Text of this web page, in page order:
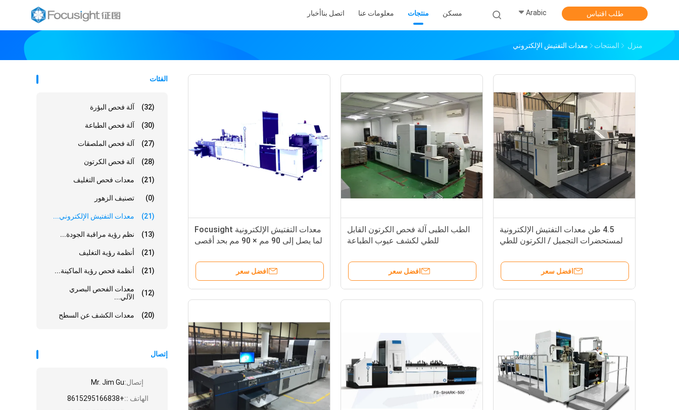
مسكن منتجات معلومات عنا اتصل بناأخبار Arabic طلب اقتباس
منزل المنتجات معدات التفتيش الإلكتروني
الفئات
آلة فحص البؤرة (32)
آلة فحص الطباعة (30)
آلة فحص الملصقات (27)
آلة فحص الكرتون (28)
معدات فحص التغليف (21)
تصنيف الزهور (0)
معدات التفتيش الإلكتروني... (21)
نظم رؤية مراقبة الجودة... (13)
أنظمة رؤية التغليف (21)
أنظمة فحص رؤية الماكينة... (21)
معدات الفحص البصري
الآلي...
(12)
معدات الكشف عن السطح (20)
إتصال
إتصال:Mr. Jim Gu
الهاتف ::+8615295166838
معدات التفتيش الإلكترونية Focusight
لما يصل إلى 90 مم × 90 مم بحد أقصى
افضل سعر
الطب الطبى آلة فحص الكرتون القابل
للطي لكشف عيوب الطباعة
افضل سعر
4.5 طن معدات التفتيش الإلكترونية
لمستحضرات التجميل / الكرتون للطي
افضل سعر